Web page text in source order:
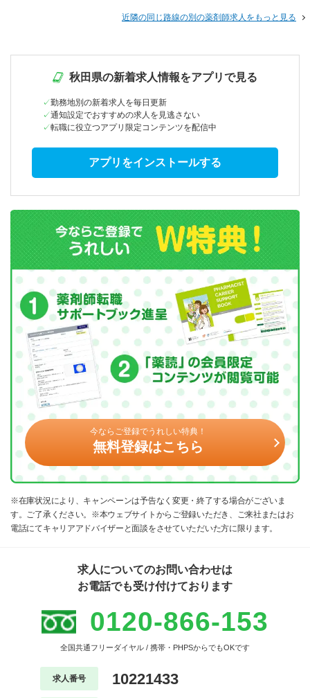
近隣の同じ路線の別の薬剤師求人をもっと見る
秋田県の新着求人情報をアプリで見る
勤務地別の新着求人を毎日更新
通知設定でおすすめの求人を見逃さない
転職に役立つアプリ限定コンテンツを配信中
アプリをインストールする
今ならご登録でうれしい特典！
無料登録はこちら
※在庫状況により、キャンペーンは予告なく変更・終了する場合がございま
す。ご了承ください。※本ウェブサイトからご登録いただき、ご来社またはお
電話にてキャリアアドバイザーと面談をさせていただいた方に限ります。
求人についてのお問い合わせは
お電話でも受け付けております
0120-866-153
全国共通フリーダイヤル / 携帯・PHPSからでもOKです
求人番号 10221433